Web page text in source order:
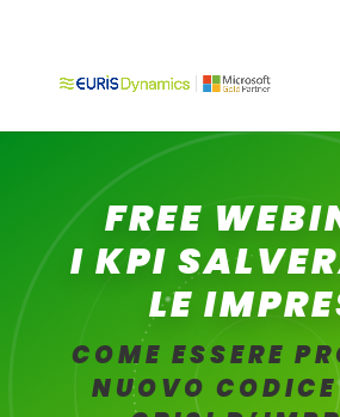
FREE
I KPI
LE
COME ESSERE
NUOVO